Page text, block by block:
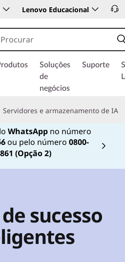
Lenovo Educacional
Soluções
de
negócios
Suporte
Servidores e armazenamento de IA
WhatsApp no número
ou pelo número 0800-
(Opção 2)
Currently displaying item 2 of
sucesso